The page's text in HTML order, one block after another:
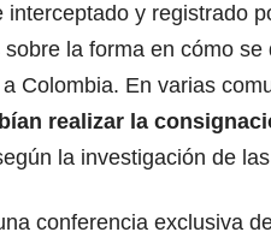
interceptado y registrado
la forma en cómo se
Colombia. En varias
realizar la
la investigación de
conferencia exclusiva